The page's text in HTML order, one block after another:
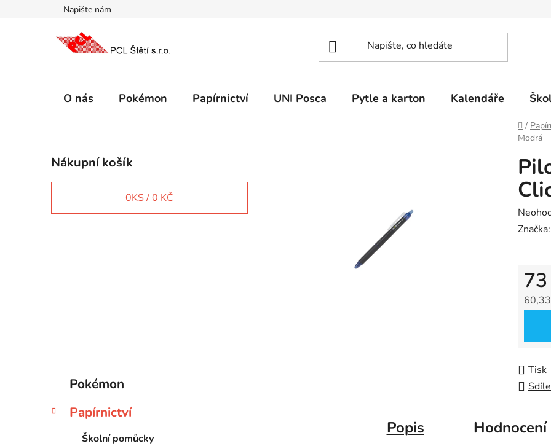
Napište nám
O nás Pokémon Papírnictví UNI Posca Pytle a karton Kalendáře
Domů
/
Modrá
o
s
r
Nákupní košík
0KS /0 KČ
Přeskočit
kategorie
e
Pokémon
Papírnictví
Školní pomůcky
0,0
Značka:
Tisk
Popis Hodnocení